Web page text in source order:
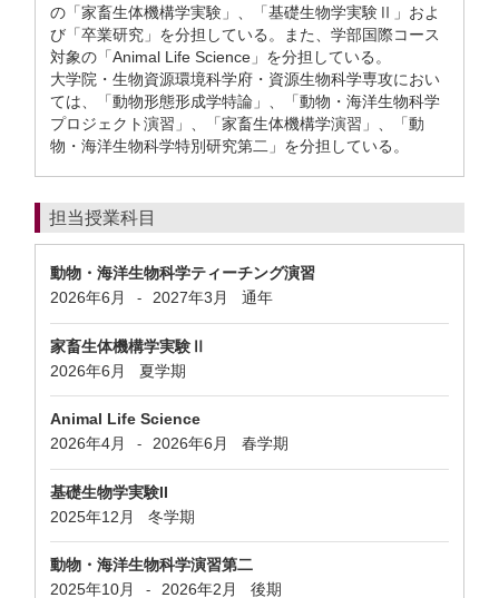
の「家畜生体機構学実験」、「基礎生物学実験Ⅱ」およ
び「卒業研究」を分担している。また、学部国際コース
対象の「Animal Life Science」を分担している。
大学院・生物資源環境科学府・資源生物科学専攻におい
ては、「動物形態形成学特論」、「動物・海洋生物科学
プロジェクト演習」、「家畜生体機構学演習」、「動
物・海洋生物科学特別研究第二」を分担している。
担当授業科目
動物・海洋生物科学ティーチング演習
2026年6月
- 2027年3月 通年
家畜生体機構学実験Ⅱ
2026年6月
夏学期
Animal Life Science
2026年4月
- 2026年6月 春学期
基礎生物学実験II
2025年12月
冬学期
動物・海洋生物科学演習第二
2025年10月
- 2026年2月 後期